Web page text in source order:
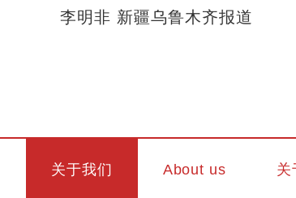
李明非 新疆乌鲁木齐报道
关于我们 About us 关